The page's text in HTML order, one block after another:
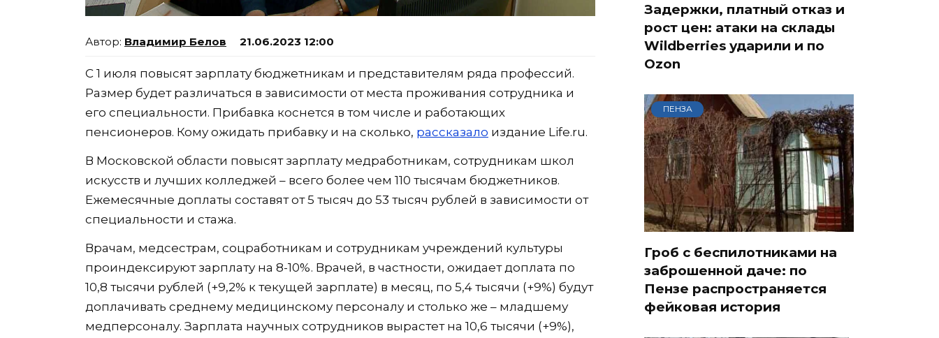
Владимир Белов 21.06.2023 12:00
С 1 июля повысят зарплату бюджетникам и представителям ряда профессий.
Размер будет различаться в зависимости от места проживания сотрудника и
его специальности. Прибавка коснется в том числе и работающих
пенсионеров. Кому ожидать прибавку и на сколько, рассказало издание Life.ru.
В Московской области повысят зарплату медработникам, сотрудникам школ
искусств и лучших колледжей – всего более чем 110 тысячам бюджетников.
Ежемесячные доплаты составят от 5 тысяч до 53 тысяч рублей в зависимости от
специальности и стажа.
Врачам, медсестрам, соцработникам и сотрудникам учреждений культуры
проиндексируют зарплату на 8-10%. Врачей, в частности, ожидает доплата по
10,8 тысячи рублей (+9,2% к текущей зарплате) в месяц, по 5,4 тысячи (+9%) будут
доплачивать среднему медицинскому персоналу и столько же – младшему
медперсоналу. Зарплата научных сотрудников вырастет на 10,6 тысячи (+9%),
Задержки, платный отказ и
рост цен: атаки на склады
Wildberries ударили и по
Ozon
ПЕНЗА
Гроб с беспилотниками на
заброшенной даче: по
Пензе распространяется
фейковая история